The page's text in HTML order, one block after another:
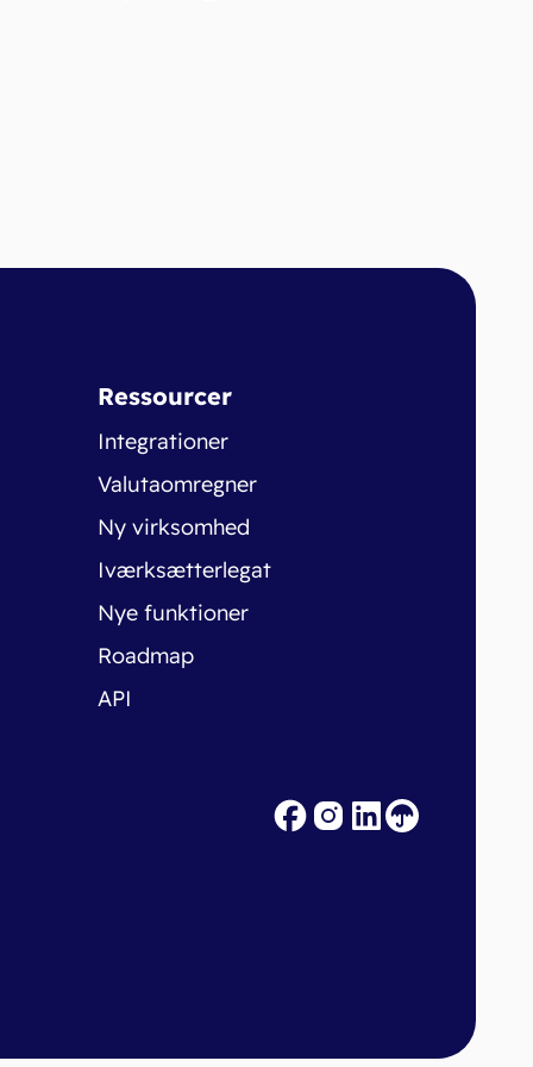
Ressourcer
Integrationer
Valutaomregner
Ny virksomhed
Iværksætterlegat
Nye funktioner
Roadmap
API